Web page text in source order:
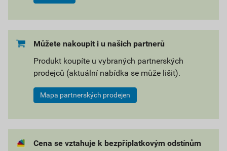
Můžete nakoupit i u našich partnerů
Produkt koupíte u vybraných partnerských
prodejců (aktuální nabídka se může lišit).
Mapa partnerských prodejen
Cena se vztahuje k bezpříplatkovým odstínům